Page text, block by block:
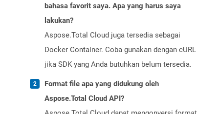
bahasa favorit saya. Apa yang harus saya
lakukan?
Aspose.Total Cloud juga tersedia sebagai
Docker Container. Coba gunakan dengan cURL
jika SDK yang Anda butuhkan belum tersedia.
Format file apa yang didukung oleh
Aspose.Total Cloud API?